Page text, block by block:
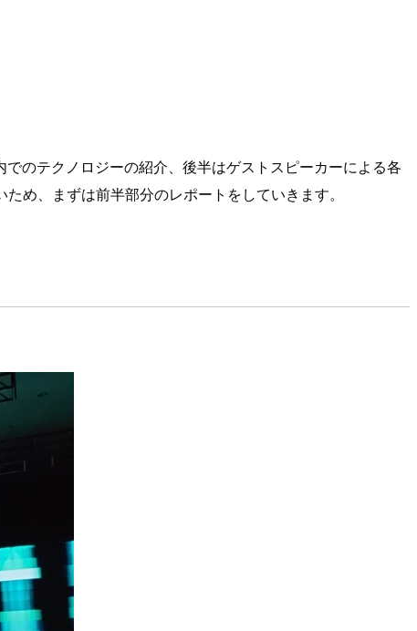
のテクノロジーの紹介、後半はゲストスピーカーによる各
め、まずは前半部分のレポートをしていきます。